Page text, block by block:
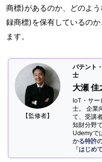
商標)があるのか、どのよ
録商標)を保有しているの
ます。
【監修者】
パテント
士
大瀬 佳
IoT・サー
士。 企業
て、受講
知財分野
Udemyで
かる特許
『はじめ